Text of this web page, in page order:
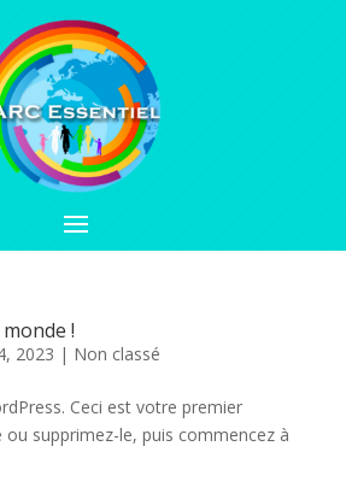
!
2023 | Non classé
Ceci est votre premier
ou supprimez-le, puis commencez à